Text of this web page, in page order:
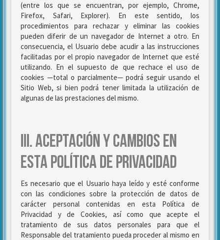
(entre los que se encuentran, por ejemplo, Chrome,
Firefox, Safari, Explorer). En este sentido, los
procedimientos para rechazar y eliminar las cookies
pueden diferir de un navegador de Internet a otro. En
consecuencia, el Usuario debe acudir a las instrucciones
facilitadas por el propio navegador de Internet que esté
utilizando. En el supuesto de que rechace el uso de
cookies —total o parcialmente— podrá seguir usando el
Sitio Web, si bien podrá tener limitada la utilización de
algunas de las prestaciones del mismo.
III. ACEPTACIÓN Y CAMBIOS EN
ESTA POLÍTICA DE PRIVACIDAD
Es necesario que el Usuario haya leído y esté conforme
con las condiciones sobre la protección de datos de
carácter personal contenidas en esta Política de
Privacidad y de Cookies, así como que acepte el
tratamiento de sus datos personales para que el
Responsable del tratamiento pueda proceder al mismo en